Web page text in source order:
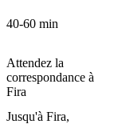
40-60 min
Attendez la
correspondance à
Fira
Jusqu'à Fira,